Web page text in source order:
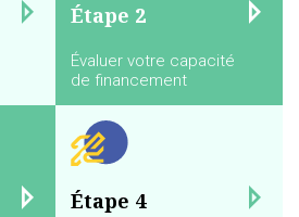
Étape 2
Évaluer votre capacité
de financement
Étape 4